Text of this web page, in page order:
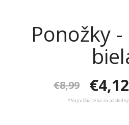
Ponožky
€8,99 €4,12
*Najnižšia cena za